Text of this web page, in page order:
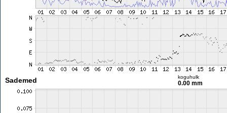
Sademed koguhulk
0.00 mm